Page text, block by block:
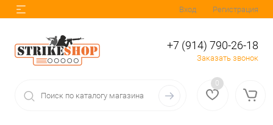
Вход Регистрация
+7 (914) 790-26-18
Заказать звонок
0